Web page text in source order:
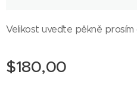
Velikost uveďte pěkně prosím
$180,00